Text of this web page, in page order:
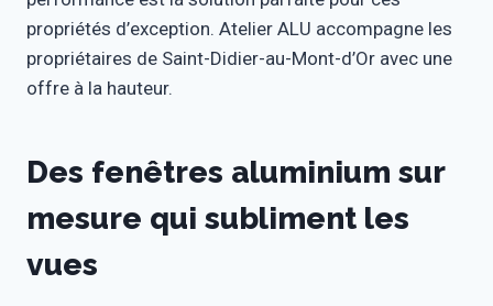
propriétés d’exception. Atelier ALU accompagne les
propriétaires de Saint-Didier-au-Mont-d’Or avec une
offre à la hauteur.
Des fenêtres aluminium sur
mesure qui subliment les
vues